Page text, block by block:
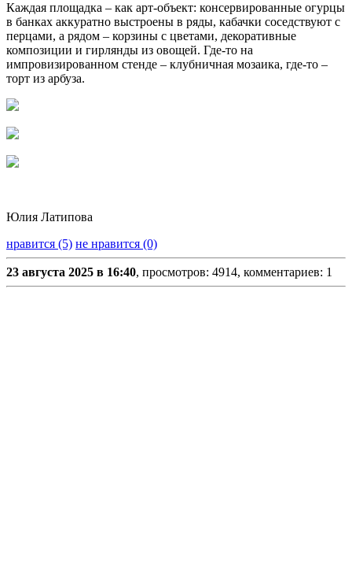
Каждая площадка – как арт-объект: консервированные огурцы
в банках аккуратно выстроены в ряды, кабачки соседствуют с
перцами, а рядом – корзины с цветами, декоративные
композиции и гирлянды из овощей. Где-то на
импровизированном стенде – клубничная мозаика, где-то –
торт из арбуза.
Юлия Латипова
нравится (5) не нравится (0)
23 августа 2025 в 16:40, просмотров: 4914, комментариев: 1